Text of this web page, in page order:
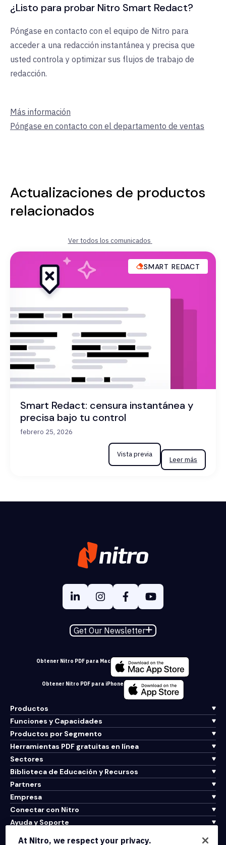
¿Listo para probar Nitro Smart Redact?
Póngase en contacto con el equipo de Nitro para
acceder a una redacción instantánea y precisa que
usted controla y optimizar sus flujos de trabajo de
redacción.
Más información
Póngase en contacto con el departamento de ventas
Actualizaciones de productos
relacionados
Ver todos los comunicados
SMART REDACT
Smart Redact: censura instantánea y
precisa bajo tu control
febrero 25, 2026
Vista previa
Leer más
Get Our Newsletter
Obtener Nitro PDF para Mac
Obtener Nitro PDF para iPhone
Productos
Funciones y Capacidades
Productos por Segmento
Herramientas PDF gratuitas en línea
Sectores
Biblioteca de Educación y Recursos
Partners
Empresa
Conectar con Nitro
Ayuda y Soporte
At Nitro, we respect your privacy.